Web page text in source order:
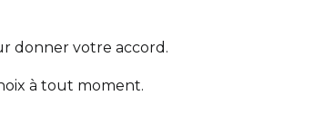
donner votre accord.
à tout moment.